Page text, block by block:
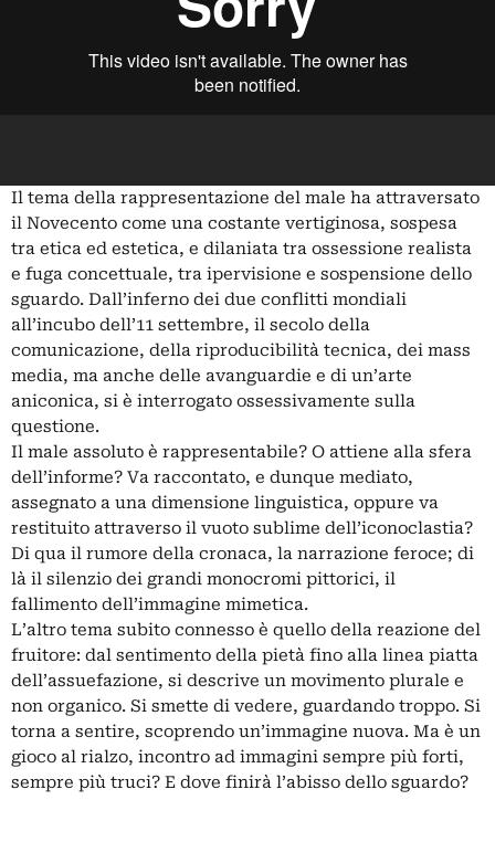
Il tema della rappresentazione del male ha attraversato
il Novecento come una costante vertiginosa, sospesa
tra etica ed estetica, e dilaniata tra ossessione realista
e fuga concettuale, tra ipervisione e sospensione dello
sguardo. Dall’inferno dei due conflitti mondiali
all’incubo dell’11 settembre, il secolo della
comunicazione, della riproducibilità tecnica, dei mass
media, ma anche delle avanguardie e di un’arte
aniconica, si è interrogato ossessivamente sulla
questione.
Il male assoluto è rappresentabile? O attiene alla sfera
dell’informe? Va raccontato, e dunque mediato,
assegnato a una dimensione linguistica, oppure va
restituito attraverso il vuoto sublime dell’iconoclastia?
Di qua il rumore della cronaca, la narrazione feroce; di
là il silenzio dei grandi monocromi pittorici, il
fallimento dell’immagine mimetica.
L’altro tema subito connesso è quello della reazione del
fruitore: dal sentimento della pietà fino alla linea piatta
dell’assuefazione, si descrive un movimento plurale e
non organico. Si smette di vedere, guardando troppo. Si
torna a sentire, scoprendo un’immagine nuova. Ma è un
gioco al rialzo, incontro ad immagini sempre più forti,
sempre più truci? E dove finirà l’abisso dello sguardo?